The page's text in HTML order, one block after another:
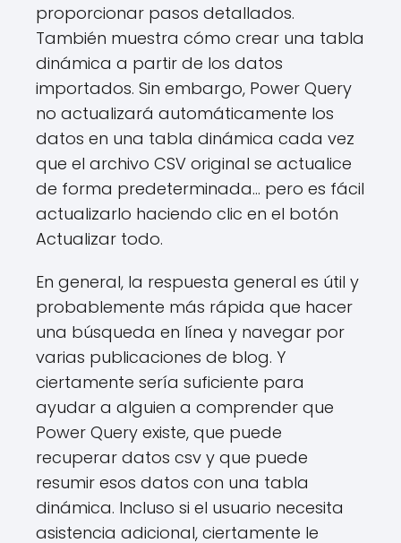
proporcionar pasos detallados.
También muestra cómo crear una tabla
dinámica a partir de los datos
importados. Sin embargo, Power Query
no actualizará automáticamente los
datos en una tabla dinámica cada vez
que el archivo CSV original se actualice
de forma predeterminada... pero es fácil
actualizarlo haciendo clic en el botón
Actualizar todo.
En general, la respuesta general es útil y
probablemente más rápida que hacer
una búsqueda en línea y navegar por
varias publicaciones de blog. Y
ciertamente sería suficiente para
ayudar a alguien a comprender que
Power Query existe, que puede
recuperar datos csv y que puede
resumir esos datos con una tabla
dinámica. Incluso si el usuario necesita
asistencia adicional, ciertamente le